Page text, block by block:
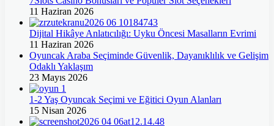
11 Haziran 2026
Dijital Hikâye Anlatıcılığı: Uyku Öncesi Masalların Evrimi
11 Haziran 2026
Oyuncak Araba Seçiminde Güvenlik, Dayanıklılık ve Gelişim
Odaklı Yaklaşım
23 Mayıs 2026
1-2 Yaş Oyuncak Seçimi ve Eğitici Oyun Alanları
15 Nisan 2026